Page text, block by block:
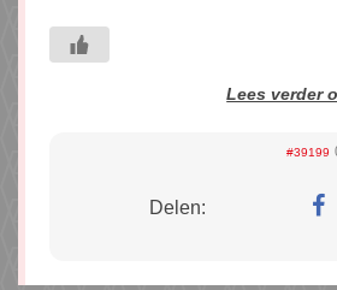
Lees verder
#39199
Delen: